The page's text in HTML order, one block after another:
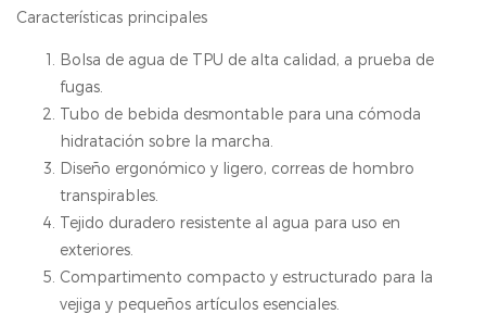
Características principales
Bolsa de agua de TPU de alta calidad, a prueba de
fugas.
Tubo de bebida desmontable para una cómoda
hidratación sobre la marcha.
Diseño ergonómico y ligero, correas de hombro
transpirables.
Tejido duradero resistente al agua para uso en
exteriores.
Compartimento compacto y estructurado para la
vejiga y pequeños artículos esenciales.